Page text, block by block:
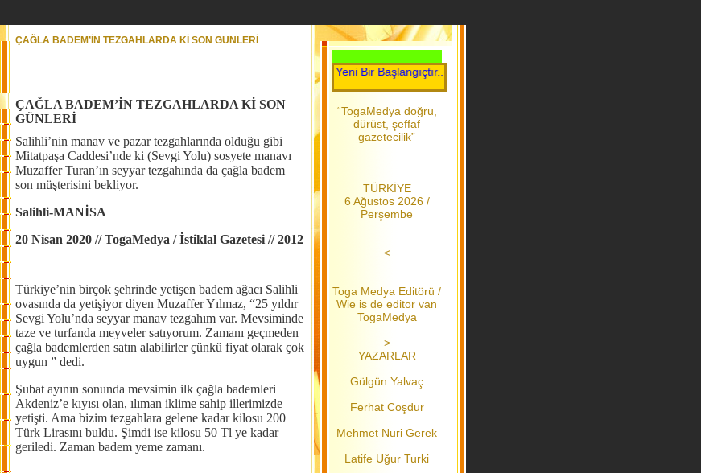
ÇAĞLA BADEM’İN TEZGAHLARDA Kİ SON GÜNLERİ
ÇAĞLA BADEM’İN TEZGAHLARDA Kİ SON
GÜNLERİ
Salihli’nin manav ve pazar tezgahlarında olduğu gibi
Mitatpaşa Caddesi’nde ki (Sevgi Yolu) sosyete manavı
Muzaffer Turan’ın seyyar tezgahında da çağla badem
son müşterisini bekliyor.
Salihli-MANİSA
20 Nisan 2020 // TogaMedya / İstiklal Gazetesi // 2012
Türkiye’nin birçok şehrinde yetişen badem ağacı Salihli
ovasında da yetişiyor diyen Muzaffer Yılmaz, “25 yıldır
Sevgi Yolu’nda seyyar manav tezgahım var. Mevsiminde
taze ve turfanda meyveler satıyorum. Zamanı geçmeden
çağla bademlerden satın alabilirler çünkü fiyat olarak çok
uygun ” dedi.
Şubat ayının sonunda mevsimin ilk çağla bademleri
Akdeniz’e kıyısı olan, ılıman iklime sahip illerimizde
yetişti. Ama bizim tezgahlara gelene kadar kilosu 200
Türk Lirasını buldu. Şimdi ise kilosu 50 Tl ye kadar
geriledi. Zaman badem yeme zamanı.
Her Gün Yeni Bir Başlangıçtır.....Toga Medya.....2006 dan bu yana
“TogaMedya doğru,
dürüst, şeffaf
gazetecilik”
TÜRKİYE
6 Ağustos 2026 /
Perşembe
<
Toga Medya Editörü /
Wie is de editor van
TogaMedya
>
YAZARLAR
Gülgün Yalvaç
Ferhat Coşdur
Mehmet Nuri Gerek
Latife Uğur Turki